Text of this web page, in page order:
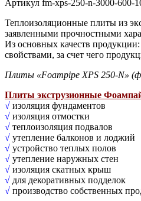
Артикул fm-xps-250-n-3000-600-
Теплоизоляционные плиты из
заявленными прочностными
Из основных качеств
свойствами, за счет чего
Плиты «Foampipe XPS 250-N»
Плиты экструзионные
√ изоляция фундаментов
√ изоляция отмостки
√ теплоизоляция подвалов
√ утепление балконов и лоджий
√ устройство теплых полов
√ утепление наружных стен
√ изоляция скатных крыш
√ для декоративных подделок
√ производство собственных